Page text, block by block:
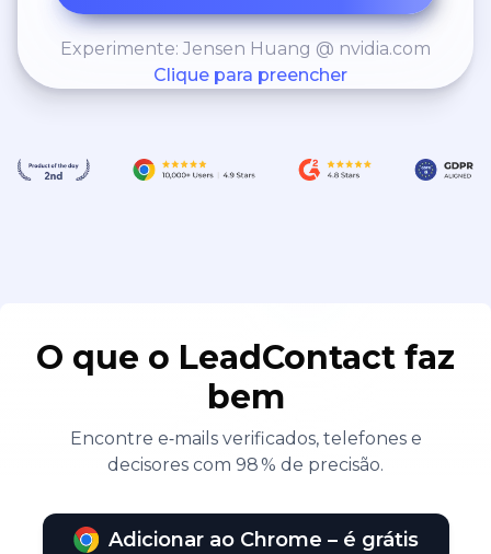
Experimente: Jensen Huang @ nvidia.com
Clique para preencher
O que o LeadContact faz
bem
Encontre e‑mails verificados, telefones e
decisores com 98 % de precisão.
Adicionar ao Chrome – é grátis